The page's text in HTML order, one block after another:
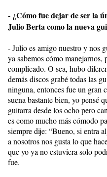
- ¿Cómo fue dejar de ser la
Julio Berta como la nueva
- Julio es amigo nuestro y nos
ya sabemos cómo
complicado. O sea, hubo
demás discos grabé todas las
ninguna, entonces fue un gran
suena bastante bien, yo pensé
guitarra desde los ocho pero
es como mucho más cómodo
siempre dije: “Bueno, si entra
a nosotros nos gusta lo que
que yo ya no estuviera solo
fue.